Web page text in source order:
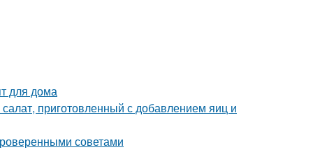
для дома
приготовленный с добавлением яиц и
советами